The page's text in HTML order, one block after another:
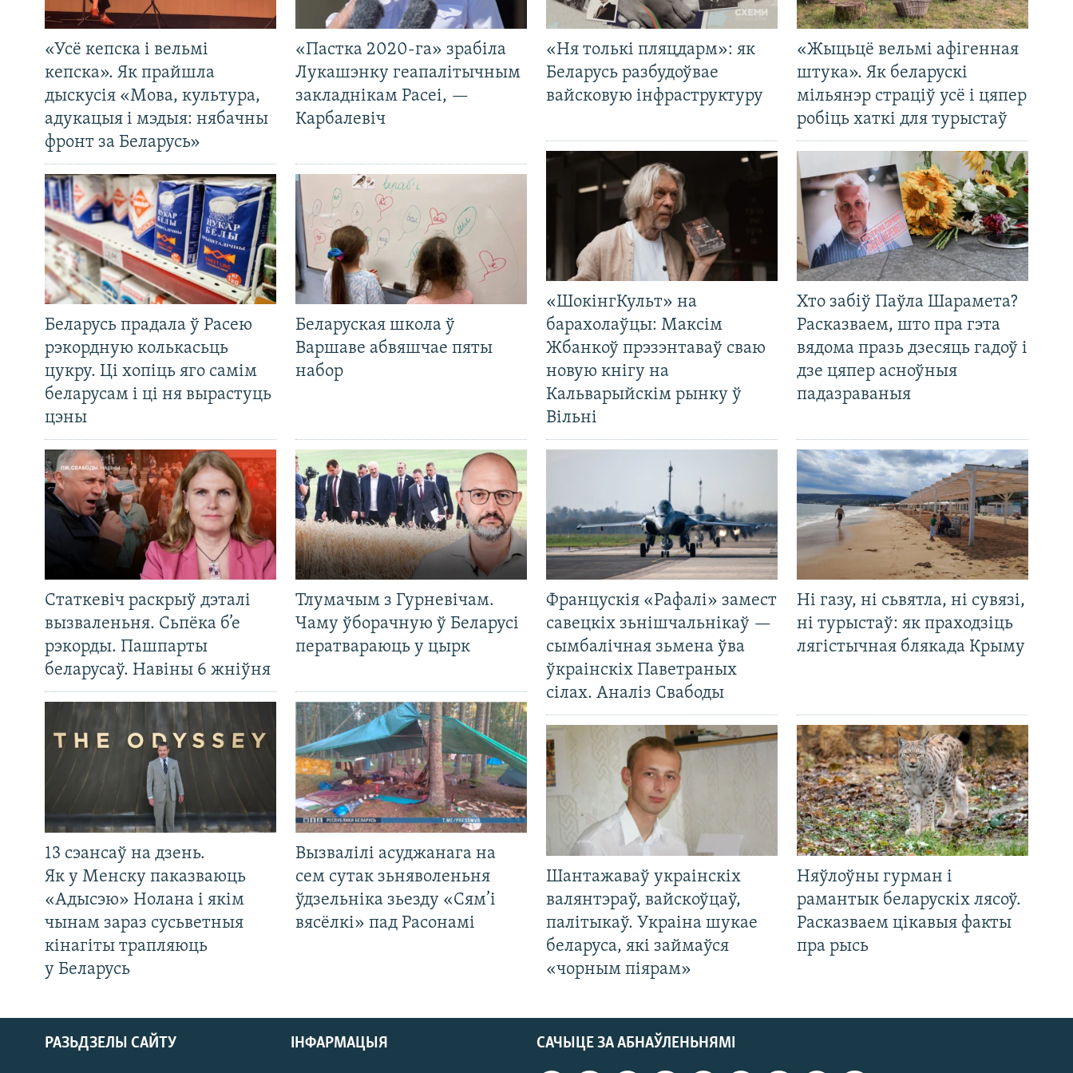
«Усё кепска і вельмі
кепска». Як прайшла
дыскусія «Мова, культура,
адукацыя і мэдыя: нябачны
фронт за Беларусь»
«Пастка 2020-га» зрабіла
Лукашэнку геапалітычным
закладнікам Расеі, —
Карбалевіч
Беларусь прадала ў Расею
рэкордную колькасьць
цукру. Ці хопіць яго самім
беларусам і ці ня вырастуць
цэны
Беларуская школа ў
Варшаве абвяшчае пяты
набор
Статкевіч раскрыў дэталі
вызваленьня. Сьпёка б’е
рэкорды. Пашпарты
беларусаў. Навіны 6 жніўня
Тлумачым з Гурневічам.
Чаму ўборачную ў Беларусі
ператвараюць у цырк
13 сэансаў на дзень.
Як у Менску паказваюць
«Адысэю» Нолана і якім
чынам зараз сусьветныя
кінагіты трапляюць
у Беларусь
Вызвалілі асуджанага на
сем сутак зьняволеньня
ўдзельніка зьезду «Сям’і
вясёлкі» пад Расонамі
«Ня толькі пляцдарм»: як
Беларусь разбудоўвае
вайсковую інфраструктуру
«Жыцьцё вельмі афігенная
штука». Як беларускі
мільянэр страціў усё і цяпер
робіць хаткі для турыстаў
«ШокінгКульт» на
барахолаўцы: Максім
Жбанкоў прэзэнтаваў сваю
новую кнігу на
Кальварыйскім рынку ў
Вільні
Хто забіў Паўла Шарамета?
Расказваем, што пра гэта
вядома празь дзесяць гадоў і
дзе цяпер асноўныя
падазраваныя
Францускія «Рафалі» замест
савецкіх зьнішчальнікаў —
сымбалічная зьмена ўва
ўкраінскіх Паветраных
сілах. Аналіз Свабоды
Ні газу, ні сьвятла, ні сувязі,
ні турыстаў: як праходзіць
лягістычная блякада Крыму
Шантажаваў украінскіх
валянтэраў, вайскоўцаў,
палітыкаў. Украіна шукае
беларуса, які займаўся
«чорным піярам»
Няўлоўны гурман і
рамантык беларускіх лясоў.
Расказваем цікавыя факты
пра рысь
САЧЫЦЕ ЗА АБНАЎЛЕНЬНЯМІ
РАЗЬДЗЕЛЫ САЙТУ ІНФАРМАЦЫЯ